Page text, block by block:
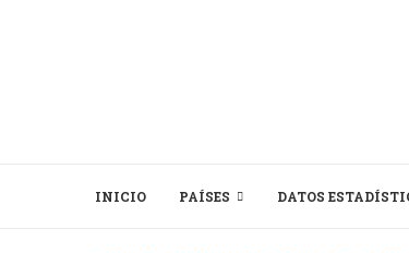
INICIO PAÍSES DATOS